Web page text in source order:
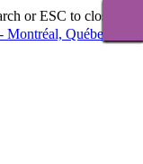
or ESC to close